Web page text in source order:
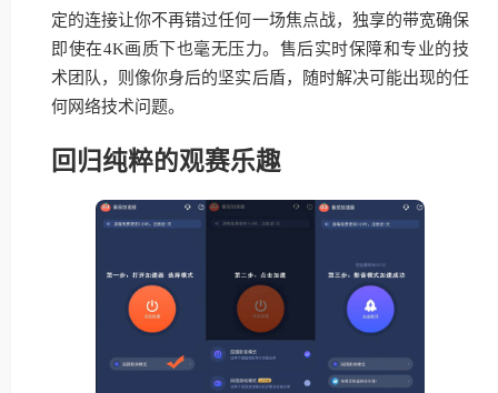
定的连接让你不再错过任何一场焦点战，独享的带宽确保
即使在4K画质下也毫无压力。售后实时保障和专业的技
术团队，则像你身后的坚实后盾，随时解决可能出现的任
何网络技术问题。
回归纯粹的观赛乐趣